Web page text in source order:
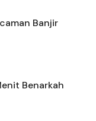
Banjir
Benarkah